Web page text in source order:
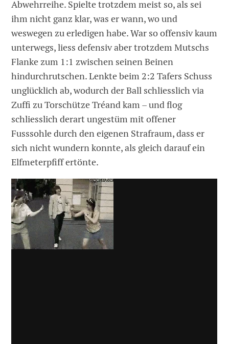
Abwehrreihe. Spielte trotzdem meist so, als sei
ihm nicht ganz klar, was er wann, wo und
weswegen zu erledigen habe. War so offensiv kaum
unterwegs, liess defensiv aber trotzdem Mutschs
Flanke zum 1:1 zwischen seinen Beinen
hindurchrutschen. Lenkte beim 2:2 Tafers Schuss
unglücklich ab, wodurch der Ball schliesslich via
Zuffi zu Torschütze Tréand kam – und flog
schliesslich derart ungestüm mit offener
Fusssohle durch den eigenen Strafraum, dass er
sich nicht wundern konnte, als gleich darauf ein
Elfmeterpfiff ertönte.